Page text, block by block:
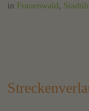
in Frauenwald,